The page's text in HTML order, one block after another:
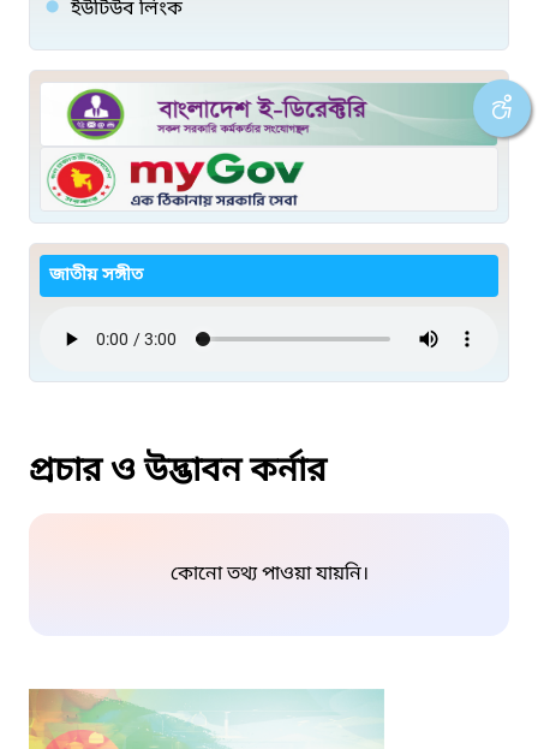
ইউটিউব লিংক
জাতীয় সঙ্গীত
প্রচার ও উদ্ভাবন কর্নার
কোনো তথ্য পাওয়া যায়নি।